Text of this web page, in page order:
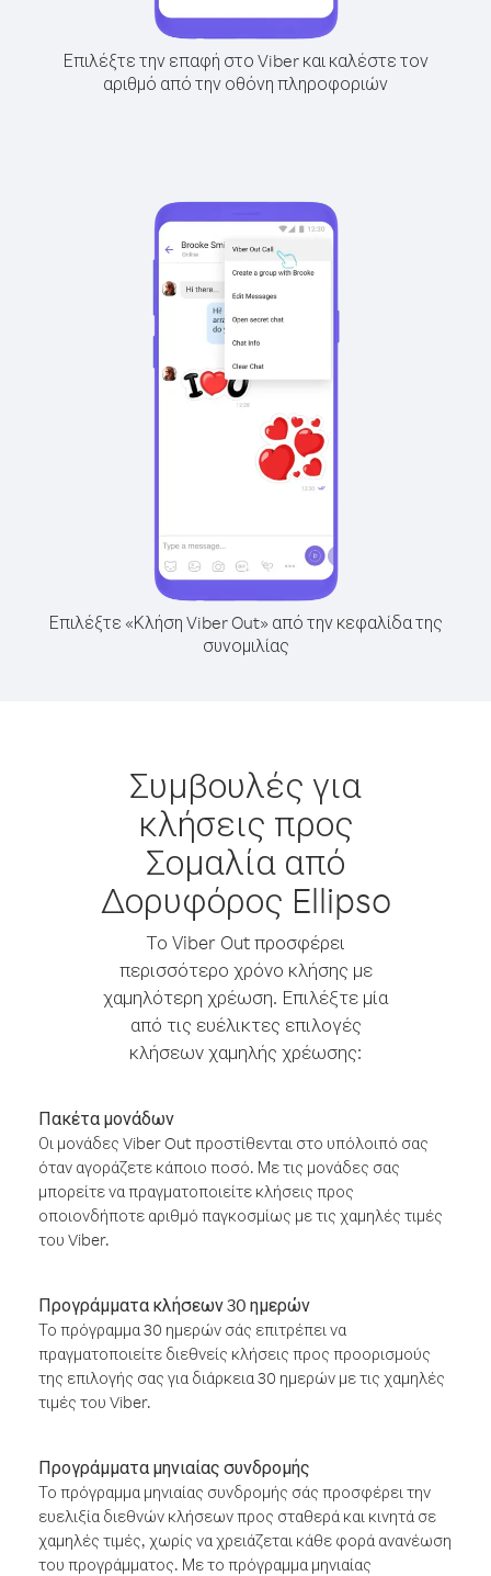
Επιλέξτε την επαφή στο Viber και καλέστε τον
αριθμό από την οθόνη πληροφοριών
Επιλέξτε «Κλήση Viber Out» από την κεφαλίδα της
συνομιλίας
Συμβουλές για
κλήσεις προς
Σομαλία από
Δορυφόρος Ellipso
Το Viber Out προσφέρει
περισσότερο χρόνο κλήσης με
χαμηλότερη χρέωση. Επιλέξτε μία
από τις ευέλικτες επιλογές
κλήσεων χαμηλής χρέωσης:
Πακέτα μονάδων
Οι μονάδες Viber Out προστίθενται στο υπόλοιπό σας
όταν αγοράζετε κάποιο ποσό. Με τις μονάδες σας
μπορείτε να πραγματοποιείτε κλήσεις προς
οποιονδήποτε αριθμό παγκοσμίως με τις χαμηλές τιμές
του Viber.
Προγράμματα κλήσεων 30 ημερών
Το πρόγραμμα 30 ημερών σάς επιτρέπει να
πραγματοποιείτε διεθνείς κλήσεις προς προορισμούς
της επιλογής σας για διάρκεια 30 ημερών με τις χαμηλές
τιμές του Viber.
Προγράμματα μηνιαίας συνδρομής
Το πρόγραμμα μηνιαίας συνδρομής σάς προσφέρει την
ευελιξία διεθνών κλήσεων προς σταθερά και κινητά σε
χαμηλές τιμές, χωρίς να χρειάζεται κάθε φορά ανανέωση
του προγράμματος. Με το πρόγραμμα μηνιαίας